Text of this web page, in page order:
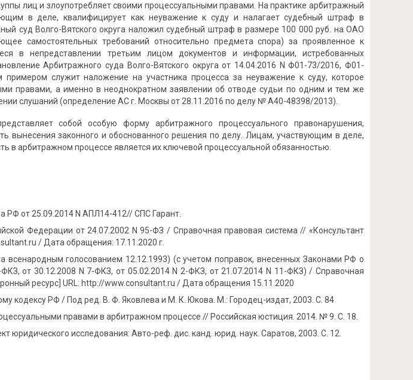
лиц и злоупотребляет своими процессуальными правами. На практике арбитражный
в деле, квалифицирует как неуважение к суду и налагает судебный штраф в
суд Волго-Вятского округа наложил судебный штраф в размере 100 000 руб. на ОАО
самостоятельных требований относительно предмета спора) за проявленное к
в непредставлении третьим лицом документов и информации, истребованных
Арбитражного суда Волго-Вятского округа от 14.04.2016 N Ф01-73/2016, Ф01-
служит наложение на участника процесса за неуважение к суду, которое
правами, а именно в неоднократном заявлении об отводе судьи по одним и тем же
слушаний (определение АС г. Москвы от 28.11.2016 по делу № А40-48398/2013).
собой особую форму арбитражного процессуального правонарушения,
вынесения законного и обоснованного решения по делу. Лицам, участвующим в деле,
в арбитражном процессе является их ключевой процессуальной обязанностью.
РФ от 25.09.2014 N АПЛ14-412// СПС Гарант.
Федерации от 24.07.2002 N 95-ФЗ / Справочная правовая система // «Консультант
/ Дата обращения: 17.11.2020 г.
всенародным голосованием 12.12.1993) (с учетом поправок, внесенных Законами РФ о
от 30.12.2008 N 7-ФКЗ, от 05.02.2014 N 2-ФКЗ, от 21.07.2014 N 11-ФКЗ) / Справочная
ресурс] URL: http://www.consultant.ru / Дата обращения 15.11.2020
кодексу РФ / Под ред. В. Ф. Яковлева и М. К. Юкова. М.: Городец-издат, 2003. С. 84
правами в арбитражном процессе // Российская юстиция. 2014. № 9. С. 18.
юридического исследования: Авто-реф. дис. канд. юрид. наук. Саратов, 2003. С. 12.